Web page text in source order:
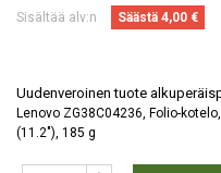
Sisältää alv:n Säästä 4,00 €
Uudenveroinen tuote
Lenovo ZG38C04236, Folio-
(11.2"), 185 g